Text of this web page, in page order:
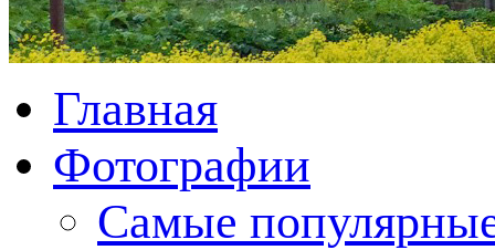
Главная
Фотографии
Cамые